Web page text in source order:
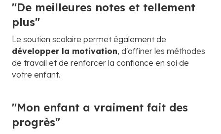
"De meilleures notes et tellement
plus"
Le soutien scolaire permet également de
développer la motivation, d'affiner les méthodes
de travail et de renforcer la confiance en soi de
votre enfant.
"Mon enfant a vraiment fait des
progrès"